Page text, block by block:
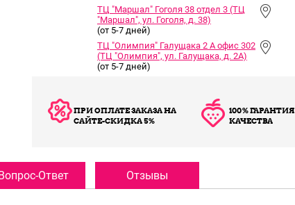
ТЦ "Маршал" Гоголя 38 отдел 3 (ТЦ
"Маршал", ул. Гоголя, д. 38)
(от 5-7 дней)
ТЦ "Олимпия" Галущака 2 А офис 302
(ТЦ "Олимпия", ул. Галущака, д. 2А)
(от 5-7 дней)
ПРИ ОПЛАТЕ ЗАКАЗА НА
САЙТЕ-СКИДКА 5%
100% ГАРАНТИЯ
КАЧЕСТВА
Ответ Отзывы